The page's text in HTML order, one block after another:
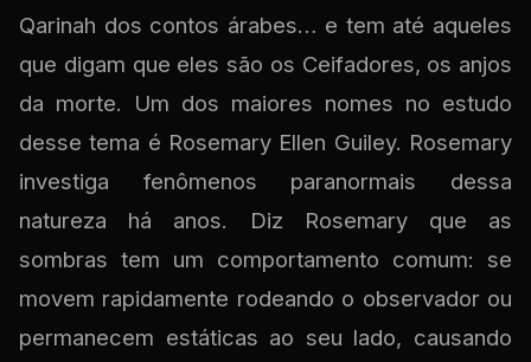
Qarinah dos contos árabes… e tem até aqueles
que digam que eles são os Ceifadores, os anjos
da morte. Um dos maiores nomes no estudo
desse tema é Rosemary Ellen Guiley. Rosemary
investiga fenômenos paranormais dessa
natureza há anos. Diz Rosemary que as
sombras tem um comportamento comum: se
movem rapidamente rodeando o observador ou
permanecem estáticas ao seu lado, causando